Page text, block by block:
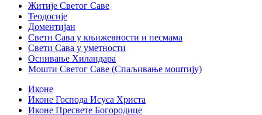
Житије Светог Саве
Теодосије
Доментијан
Свети Сава у књижевности и песмама
Свети Сава у уметности
Оснивање Хиландара
Мошти Светог Саве (Спаљивање моштију)
Иконе
Иконе Господа Исуса Христа
Иконе Пресвете Богородице